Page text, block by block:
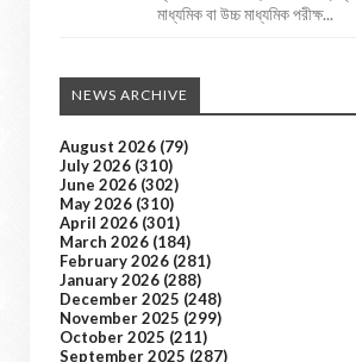
মাধ্যমিক বা উচ্চ মাধ্যমিক পরীক্ষ...
NEWS ARCHIVE
August 2026 (79)
July 2026 (310)
June 2026 (302)
May 2026 (310)
April 2026 (301)
March 2026 (184)
February 2026 (281)
January 2026 (288)
December 2025 (248)
November 2025 (299)
October 2025 (211)
September 2025 (287)